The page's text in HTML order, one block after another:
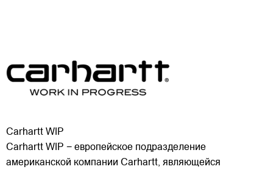
Carhartt WIP
Carhartt WIP − европейское подразделение
американской компании Carhartt, являющейся